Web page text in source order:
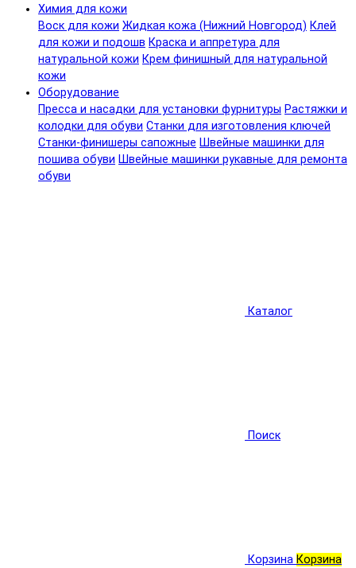
Химия для кожи
Воск для кожи Жидкая кожа (Нижний Новгород) Клей
для кожи и подошв Краска и аппретура для
натуральной кожи Крем финишный для натуральной
кожи
Оборудование
Пресса и насадки для установки фурнитуры Растяжки и
колодки для обуви Станки для изготовления ключей
Станки-финишеры сапожные Швейные машинки для
пошива обуви Швейные машинки рукавные для ремонта
обуви
Каталог
Поиск
Корзина Корзина